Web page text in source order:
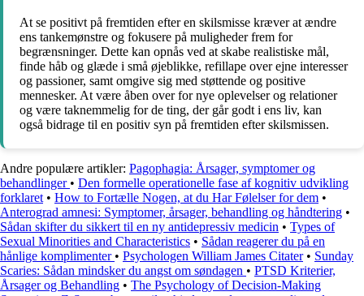
At se positivt på fremtiden efter en skilsmisse kræver at ændre
ens tankemønstre og fokusere på muligheder frem for
begrænsninger. Dette kan opnås ved at skabe realistiske mål,
finde håb og glæde i små øjeblikke, refillape over ejne interesser
og passioner, samt omgive sig med støttende og positive
mennesker. At være åben over for nye oplevelser og relationer
og være taknemmelig for de ting, der går godt i ens liv, kan
også bidrage til en positiv syn på fremtiden efter skilsmissen.
Andre populære artikler: Pagophagia: Årsager, symptomer og
behandlinger • Den formelle operationelle fase af kognitiv udvikling
forklaret • How to Fortælle Nogen, at du Har Følelser for dem •
Anterograd amnesi: Symptomer, årsager, behandling og håndtering •
Sådan skifter du sikkert til en ny antidepressiv medicin • Types of
Sexual Minorities and Characteristics • Sådan reagerer du på en
hånlige komplimenter • Psychologen William James Citater• Sunday
Scaries: Sådan mindsker du angst om søndagen • PTSD Kriterier,
Årsager og Behandling • The Psychology of Decision-Making